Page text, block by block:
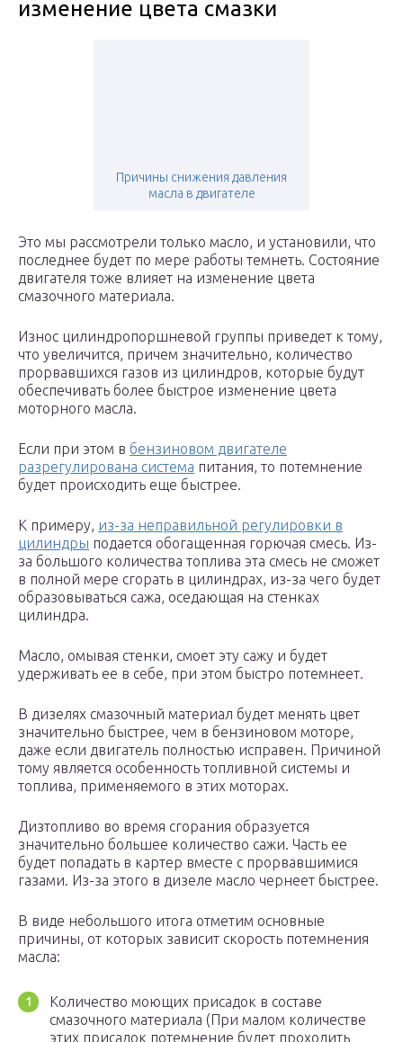
изменение цвета смазки
Причины снижения давления
масла в двигателе
Это мы рассмотрели только масло, и установили, что
последнее будет по мере работы темнеть. Состояние
двигателя тоже влияет на изменение цвета
смазочного материала.
Износ цилиндропоршневой группы приведет к тому,
что увеличится, причем значительно, количество
прорвавшихся газов из цилиндров, которые будут
обеспечивать более быстрое изменение цвета
моторного масла.
Если при этом в бензиновом двигателе
разрегулирована система питания, то потемнение
будет происходить еще быстрее.
К примеру, из-за неправильной регулировки в
цилиндры подается обогащенная горючая смесь. Из-
за большого количества топлива эта смесь не сможет
в полной мере сгорать в цилиндрах, из-за чего будет
образовываться сажа, оседающая на стенках
цилиндра.
Масло, омывая стенки, смоет эту сажу и будет
удерживать ее в себе, при этом быстро потемнеет.
В дизелях смазочный материал будет менять цвет
значительно быстрее, чем в бензиновом моторе,
даже если двигатель полностью исправен. Причиной
тому является особенность топливной системы и
топлива, применяемого в этих моторах.
Дизтопливо во время сгорания образуется
значительно большее количество сажи. Часть ее
будет попадать в картер вместе с прорвавшимися
газами. Из-за этого в дизеле масло чернеет быстрее.
В виде небольшого итога отметим основные
причины, от которых зависит скорость потемнения
масла:
Количество моющих присадок в составе
смазочного материала (При малом количестве
этих присадок потемнение будет проходить